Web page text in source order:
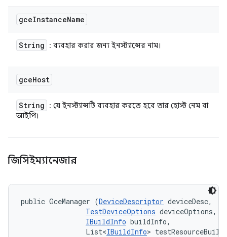
gceInstanceName
String : ব্যবহার করার জন্য ইনস্ট্যান্সের নাম।
gceHost
String
: যে ইনস্ট্যান্সটি ব্যবহার করতে হবে তার হোস্ট নেম বা
আইপি।
জিসিইম্যানেজার
public GceManager (DeviceDescriptor deviceDesc,
TestDeviceOptions deviceOptions,
IBuildInfo buildInfo,
                List<
IBuildInfo>